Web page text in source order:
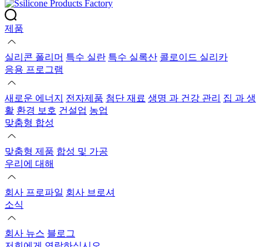
제품
실리콘 폴리머 특수 실란 특수 실록산 콜로이드 실리카
응용 프로그램
새로운 에너지 전자제품 첨단 재료 생명 과 건강 관리 집 과 생
활 환경 보호 건설업 농업
맞춤형 합성
맞춤형 제품 합성 및 가공
우리에 대해
회사 프로파일 회사 브로셔
소식
회사 뉴스 블로그